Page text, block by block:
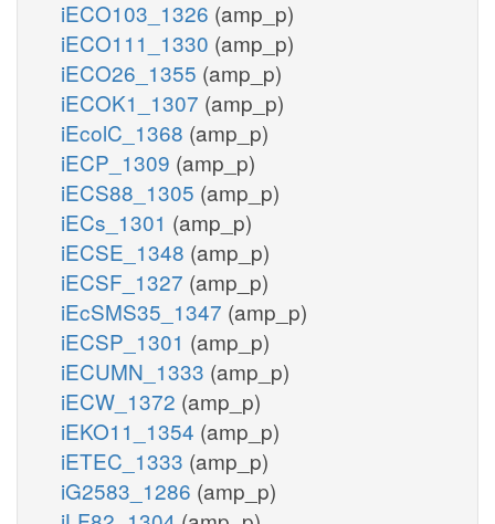
iECO103_1326 (amp_p)
iECO111_1330 (amp_p)
iECO26_1355 (amp_p)
iECOK1_1307 (amp_p)
iEcolC_1368 (amp_p)
iECP_1309 (amp_p)
iECS88_1305 (amp_p)
iECs_1301 (amp_p)
iECSE_1348 (amp_p)
iECSF_1327 (amp_p)
iEcSMS35_1347 (amp_p)
iECSP_1301 (amp_p)
iECUMN_1333 (amp_p)
iECW_1372 (amp_p)
iEKO11_1354 (amp_p)
iETEC_1333 (amp_p)
iG2583_1286 (amp_p)